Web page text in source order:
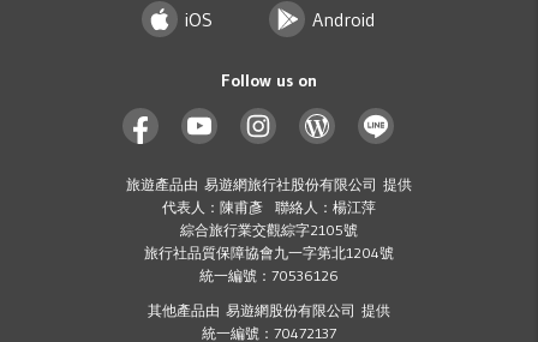
iOS Android
Follow us on
旅遊產品由 易遊網旅行社股份有限公司 提供
代表人：陳甫彥 聯絡人：楊江萍
綜合旅行業交觀綜字2105號
旅行社品質保障協會九一字第北1204號
統一編號：70536126
其他產品由 易遊網股份有限公司 提供
統一編號：70472137